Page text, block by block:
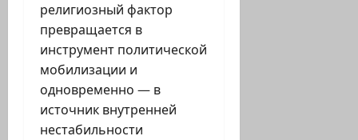
религиозный фактор
превращается в
инструмент политической
мобилизации и
одновременно — в
источник внутренней
нестабильности